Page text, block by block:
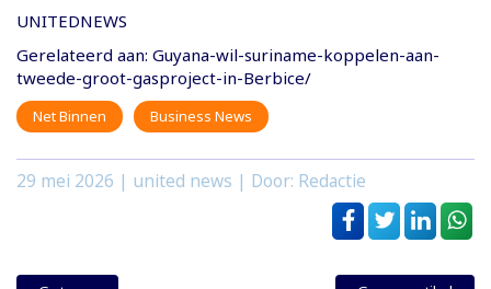
UNITEDNEWS
Gerelateerd aan: Guyana-wil-suriname-koppelen-aan-
tweede-groot-gasproject-in-Berbice/
Net Binnen Business News
29 mei 2026 | united news | Door: Redactie